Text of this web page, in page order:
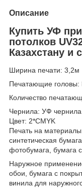
Описание
Купить УФ
потолков
Казахстану и
Ширина печати: 3,2м
Печатающие головы:
Количество
Чернила: УФ чернила
Цвет: 2*CMYK
Печать на
синтетическая
фотобумага, бумага
Наружное
обои, бумага с
винила для